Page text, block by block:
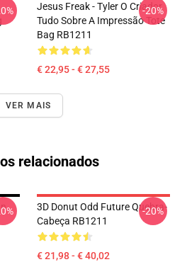
Jesus Freak - Tyler O Criador
Tudo Sobre A Impressão Tote
Bag RB1211
€ 22,95 - € 27,55
-20%
VER MAIS
relacionados
3D Donut Odd Future Quebra-
Cabeça RB1211
€ 21,98 - € 40,02
-20%